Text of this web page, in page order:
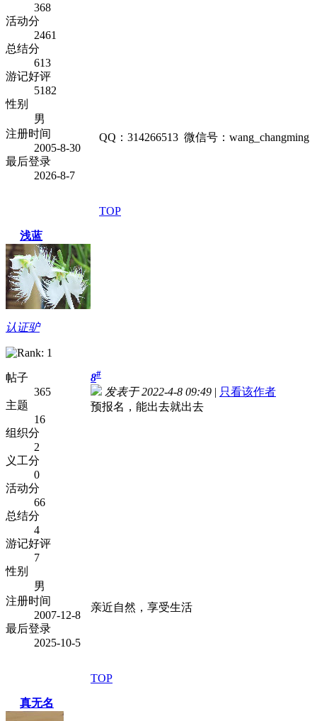
368
活动分
2461
总结分
613
游记好评
5182
性别
男
注册时间
2005-8-30
最后登录
2026-8-7
QQ：314266513 微信号：wang_changming
TOP
浅蓝
认证驴
帖子
365
主题
16
组织分
2
义工分
0
活动分
66
总结分
4
游记好评
7
性别
男
注册时间
2007-12-8
最后登录
2025-10-5
8#
发表于 2022-4-8 09:49 | 只看该作者
预报名，能出去就出去
亲近自然，享受生活
TOP
真无名